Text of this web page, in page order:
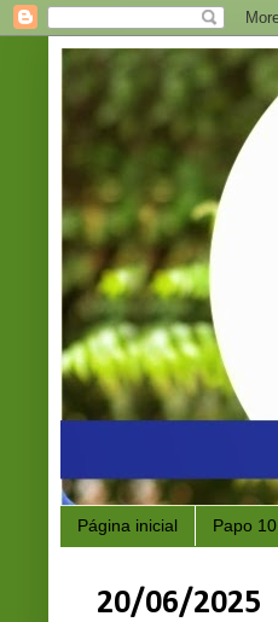
Página inicial Papo 10
20/06/2025